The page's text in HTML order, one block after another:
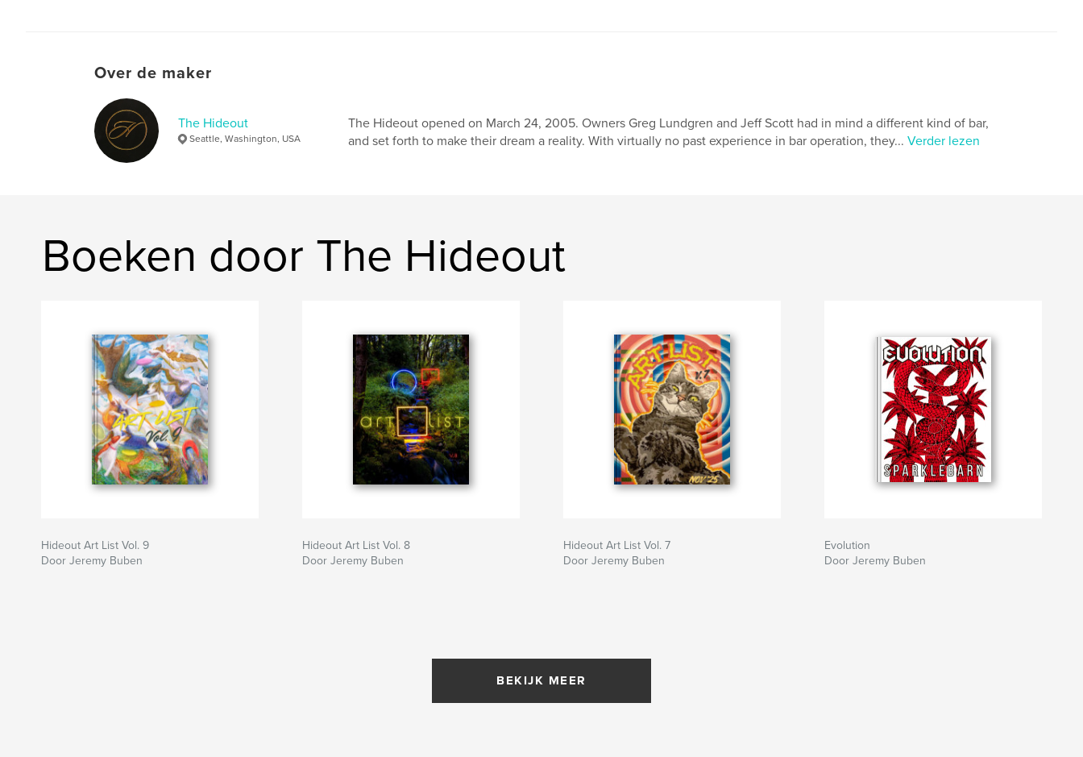
Over de maker
The Hideout
Seattle, Washington, USA
The Hideout opened on March 24, 2005. Owners Greg Lundgren and Jeff Scott had in mind a different kind of bar,
and set forth to make their dream a reality. With virtually no past experience in bar operation, they... Verder lezen
Boeken door The Hideout
Hideout Art List Vol. 9
Door Jeremy Buben
Hideout Art List Vol. 8
Door Jeremy Buben
Hideout Art List Vol. 7
Door Jeremy Buben
Evolution
Door Jeremy Buben
BEKIJK MEER